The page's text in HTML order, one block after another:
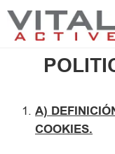
A)
COOKIES.